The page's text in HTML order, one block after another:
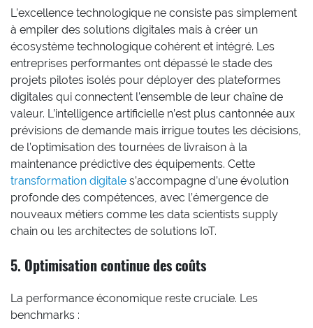
L’excellence technologique ne consiste pas simplement
à empiler des solutions digitales mais à créer un
écosystème technologique cohérent et intégré. Les
entreprises performantes ont dépassé le stade des
projets pilotes isolés pour déployer des plateformes
digitales qui connectent l’ensemble de leur chaîne de
valeur. L’intelligence artificielle n’est plus cantonnée aux
prévisions de demande mais irrigue toutes les décisions,
de l’optimisation des tournées de livraison à la
maintenance prédictive des équipements. Cette
transformation digitale s’accompagne d’une évolution
profonde des compétences, avec l’émergence de
nouveaux métiers comme les data scientists supply
chain ou les architectes de solutions IoT.
5. Optimisation continue des coûts
La performance économique reste cruciale. Les
benchmarks :